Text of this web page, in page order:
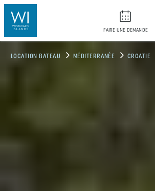
FAIRE UNE DEMANDE
LOCATION BATEAU MÉDITERRANÉE CROATIE